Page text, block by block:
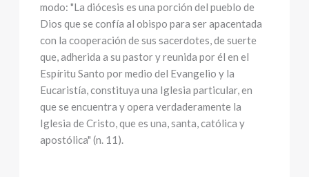
modo: "La diócesis es una porción del pueblo de
Dios que se confía al obispo para ser apacentada
con la cooperación de sus sacerdotes, de suerte
que, adherida a su pastor y reunida por él en el
Espíritu Santo por medio del Evangelio y la
Eucaristía, constituya una Iglesia particular, en
que se encuentra y opera verdaderamente la
Iglesia de Cristo, que es una, santa, católica y
apostólica" (n. 11).